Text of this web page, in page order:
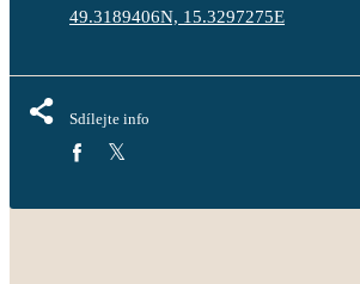
49.3189406N, 15.3297275E
Sdílejte info